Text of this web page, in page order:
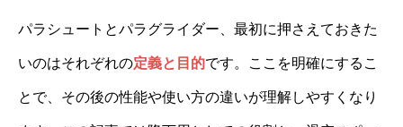
パラシュートとパラグライダー、最初に押さえておきた
いのはそれぞれの定義と目的です。ここを明確にするこ
とで、その後の性能や使い方の違いが理解しやすくなり